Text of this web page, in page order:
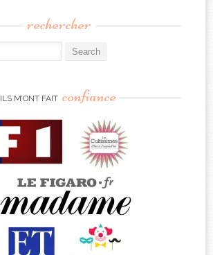
rechercher
ILS M’ONT FAIT confiance